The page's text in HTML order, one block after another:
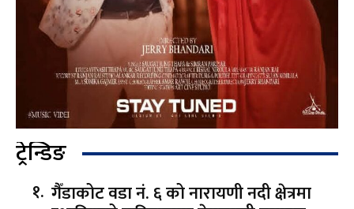
ट्रेन्डिङ
गैँडाकोट वडा नं. ६ को नारायणी नदी क्षेत्रमा